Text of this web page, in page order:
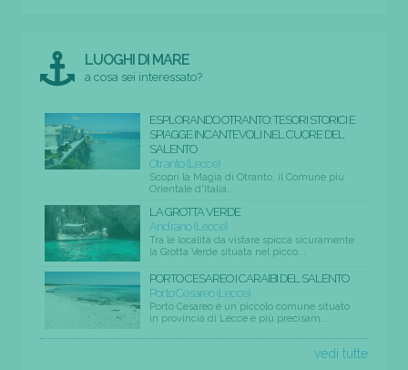
LUOGHI DI MARE
a cosa sei interessato?
ESPLORANDO OTRANTO: TESORI STORICI E
SPIAGGE INCANTEVOLI NEL CUORE DEL
SALENTO
Otranto (Lecce)
Scopri la Magia di Otranto, il Comune più
Orientale d'Italia...
LA GROTTA VERDE
Andrano (Lecce)
Tra le località da vistare spicca sicuramente
la Grotta Verde situata nel picco...
PORTO CESAREO I CARAIBI DEL SALENTO
Porto Cesareo (Lecce)
Porto Cesareo è un piccolo comune situato
in provincia di Lecce e più precisam...
vedi tutte